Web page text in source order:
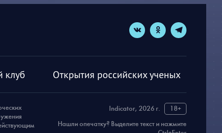
клуб Открытия российских ученых
Indicator, 2026 г.
18+
Нашли опечатку? Выделите текст и нажмите